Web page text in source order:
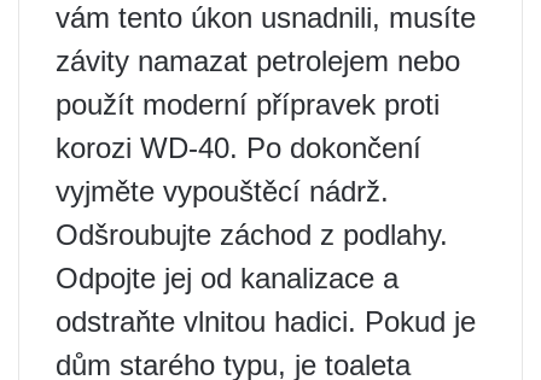
vám tento úkon usnadnili, musíte
závity namazat petrolejem nebo
použít moderní přípravek proti
korozi WD-40. Po dokončení
vyjměte vypouštěcí nádrž.
Odšroubujte záchod z podlahy.
Odpojte jej od kanalizace a
odstraňte vlnitou hadici. Pokud je
dům starého typu, je toaleta